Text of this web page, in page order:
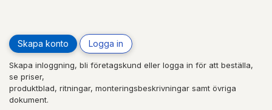
Skapa konto Logga in
Skapa inloggning, bli företagskund eller logga in för att beställa,
se priser,
produktblad, ritningar, monteringsbeskrivningar samt övriga
dokument.